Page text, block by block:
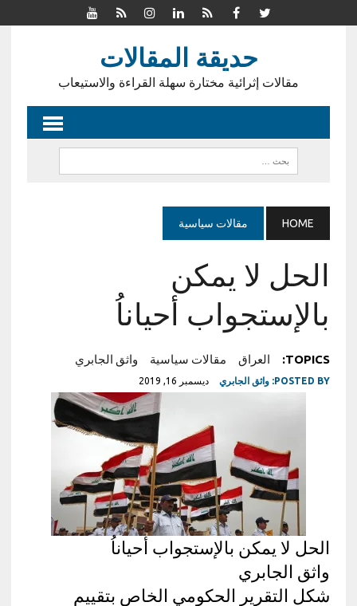
حديقة المقالات
مقالات إثرائية مختارة سهلة القراءة والاستيعاب
HOME مقالات سياسية
الحل لا يمكن
بالإستجواب أحياناُ
TOPICS: العراق مقالات سياسية واثق الجابري
POSTED BY: واثق الجابري ديسمبر 16, 2019
الحل لا يمكن بالإستجواب أحياناُ
واثق الجابري
شكل التقرير الحكومي الخاص بتقييم